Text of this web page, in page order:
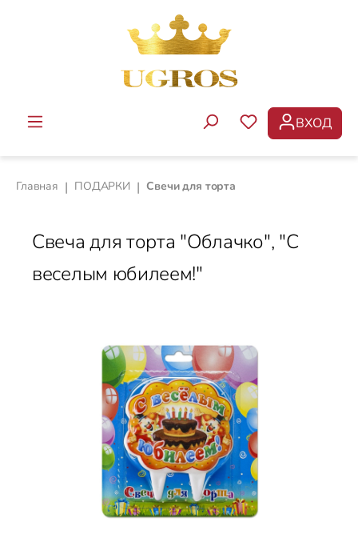
Перейти к основному содержанию
У ВАС ЕСТЬ
ВХОД
Главная | ПОДАРКИ | Свечи для торта
Свеча для торта "Облачко", "С
веселым юбилеем!"